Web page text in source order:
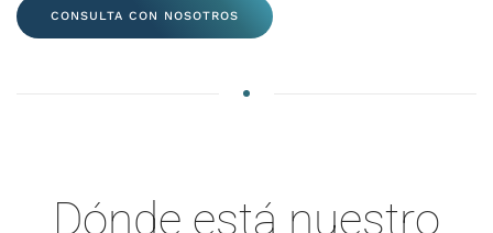
CONSULTA CON NOSOTROS
Dónde está nuestro